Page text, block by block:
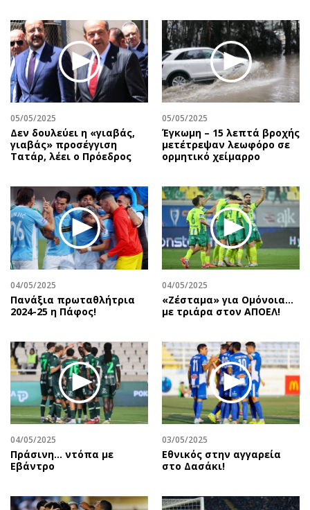
05/05/2025
Δεν δουλεύει η «γιαβάς,
γιαβάς» προσέγγιση
Τατάρ, λέει ο Πρόεδρος
05/05/2025
Έγκωμη – 15 λεπτά βροχής
μετέτρεψαν λεωφόρο σε
ορμητικό χείμαρρο
04/05/2025
Πανάξια πρωταθλήτρια
2024-25 η Πάφος!
04/05/2025
«Ζέσταμα» για Ομόνοια…
με τριάρα στον ΑΠΟΕΛ!
04/05/2025
Πράσινη... ντόπα με
Εβάντρο
03/05/2025
Εθνικός στην αγγαρεία
στο Δασάκι!